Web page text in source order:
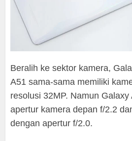
Beralih ke sektor kamera,
A51 sama-sama memiliki
resolusi 32MP. Namun
apertur kamera depan f/2.2
dengan apertur f/2.0.